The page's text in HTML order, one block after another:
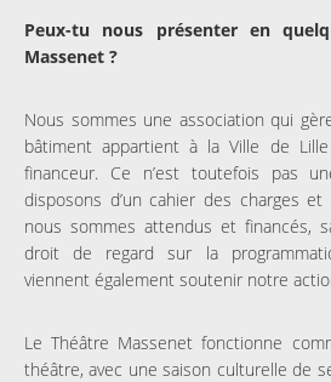
Peux-tu nous présenter en
Massenet ?
Nous sommes une association qui
bâtiment appartient à la Ville de
financeur. Ce n’est toutefois pas
disposons d’un cahier des charges
nous sommes attendus et financés,
droit de regard sur la
viennent également soutenir notre
Le Théâtre Massenet fonctionne
théâtre, avec une saison culturelle de